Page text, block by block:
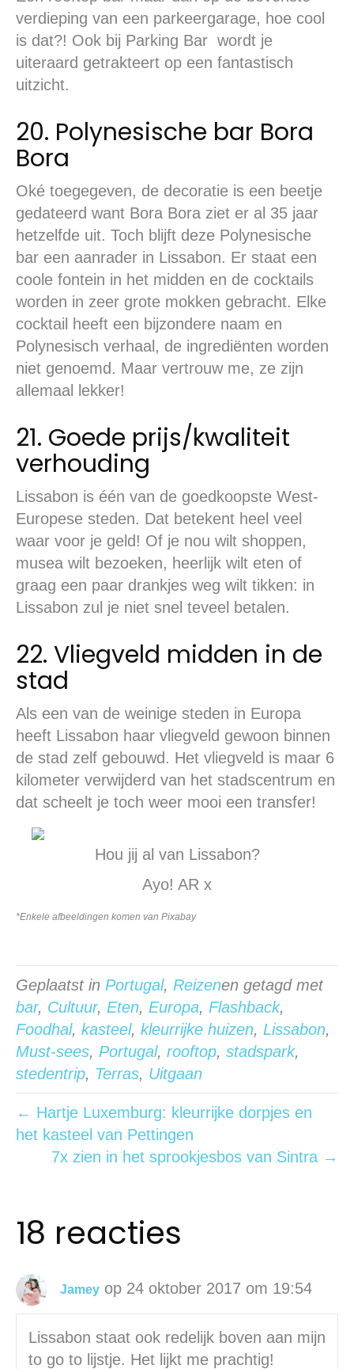
verdieping van een parkeergarage, hoe cool
is dat?! Ook bij Parking Bar wordt je
uiteraard getrakteert op een fantastisch
uitzicht.
20. Polynesische bar Bora
Bora
Oké toegegeven, de decoratie is een beetje
gedateerd want Bora Bora ziet er al 35 jaar
hetzelfde uit. Toch blijft deze Polynesische
bar een aanrader in Lissabon. Er staat een
coole fontein in het midden en de cocktails
worden in zeer grote mokken gebracht. Elke
cocktail heeft een bijzondere naam en
Polynesisch verhaal, de ingrediënten worden
niet genoemd. Maar vertrouw me, ze zijn
allemaal lekker!
21. Goede prijs/kwaliteit
verhouding
Lissabon is één van de goedkoopste West-
Europese steden. Dat betekent heel veel
waar voor je geld! Of je nou wilt shoppen,
musea wilt bezoeken, heerlijk wilt eten of
graag een paar drankjes weg wilt tikken: in
Lissabon zul je niet snel teveel betalen.
22. Vliegveld midden in de
stad
Als een van de weinige steden in Europa
heeft Lissabon haar vliegveld gewoon binnen
de stad zelf gebouwd. Het vliegveld is maar 6
kilometer verwijderd van het stadscentrum en
dat scheelt je toch weer mooi een transfer!
Hou jij al van Lissabon?
Ayo! AR x
*Enkele afbeeldingen komen van Pixabay
Geplaatst in Portugal, Reizenen getagd met
bar, Cultuur, Eten, Europa, Flashback,
Foodhal, kasteel, kleurrijke huizen, Lissabon,
Must-sees, Portugal, rooftop, stadspark,
stedentrip, Terras, Uitgaan
← Hartje Luxemburg: kleurrijke dorpjes en
het kasteel van Pettingen
7x zien in het sprookjesbos van Sintra →
18 reacties
Jamey op 24 oktober 2017 om 19:54
Lissabon staat ook redelijk boven aan mijn
to go to lijstje. Het lijkt me prachtig!